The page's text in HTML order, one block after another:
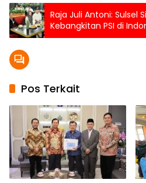
Raja Juli Antoni: Sulsel
Kebangkitan PSI di
Pos Terkait